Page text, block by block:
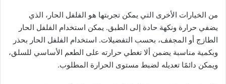
من الخيارات الأخرى التي يمكن تجربتها هو الفلفل الحار، الذي
يضفي حرارة ونكهة حادة إلى الطبق. يمكن استخدام الفلفل الحار
الطازج أو المجفف، بحسب التفضيلات. استخدام الفلفل الحار بحذر
وبكمية مناسبة يضمن ألا تغطي حرارته على الطعم الأساسي للسلق،
ويمكن دائمًا تعديله لضبط مستوى الحرارة المطلوب.